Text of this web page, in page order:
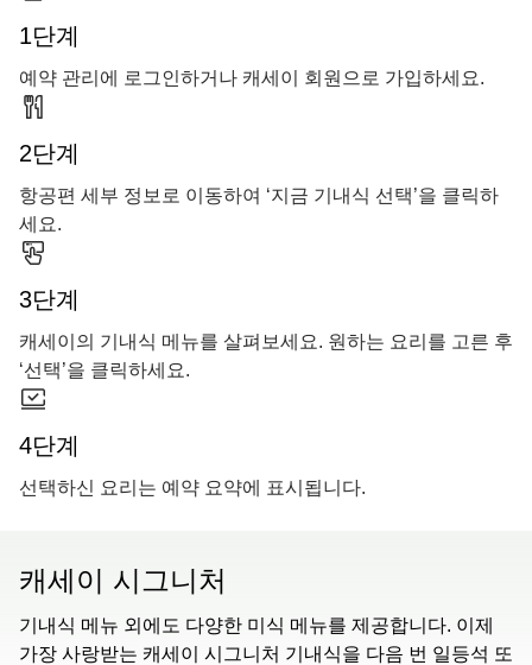
1단계
예약 관리에 로그인하거나 캐세이 회원으로 가입하세요.
2단계
항공편 세부 정보로 이동하여 ‘지금 기내식 선택’을 클릭하
세요.
3단계
캐세이의 기내식 메뉴를 살펴보세요. 원하는 요리를 고른 후
‘선택’을 클릭하세요.
4단계
선택하신 요리는 예약 요약에 표시됩니다.
캐세이 시그니처
기내식 메뉴 외에도 다양한 미식 메뉴를 제공합니다. 이제
가장 사랑받는 캐세이 시그니처 기내식을 다음 번 일등석 또